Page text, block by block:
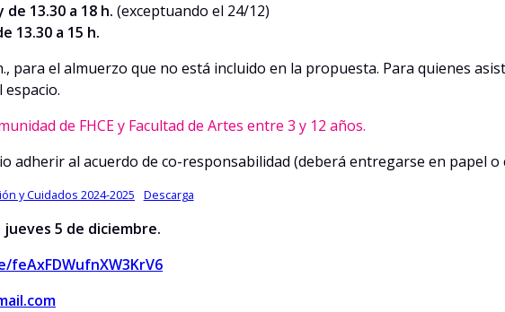
de 13.30 a 18 h. (exceptuando el 24/12)
13.30 a 15 h.
para el almuerzo que no está incluido en la propuesta. Para quienes
de FHCE y Facultad de Artes entre 3 y 12 años.
adherir al acuerdo de co-responsabilidad (deberá entregarse en papel
y Cuidados 2024-2025 Descarga
5 de diciembre.